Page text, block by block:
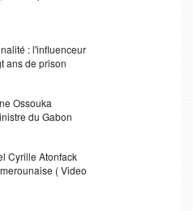
: l'influenceur
ans de prison
Ossouka
du Gabon
Cyrille Atonfack
( Video